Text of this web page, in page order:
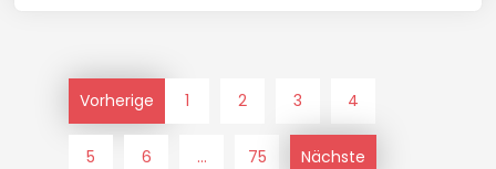
Vorherige 1 2 3 4
5 6 ... 75 Nächste